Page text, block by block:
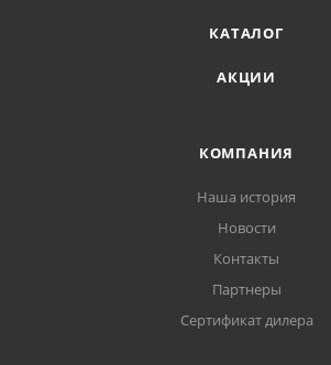
КАТАЛОГ
АКЦИИ
КОМПАНИЯ
Наша история
Новости
Контакты
Партнеры
Сертификат дилера